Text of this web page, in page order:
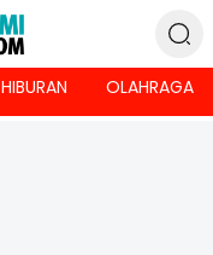
HIBURAN OLAHRAGA